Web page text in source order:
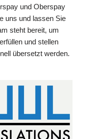
und Oberspay
uns und lassen Sie
steht bereit, um
und stellen
übersetzt werden.